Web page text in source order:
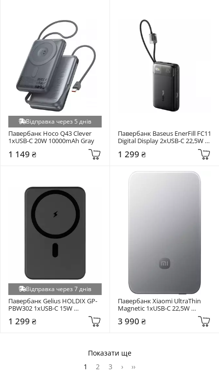
Відправка через 5 днів
Павербанк Hoco Q43 Clever
1xUSB-C 20W 10000mAh Gray
1 149 ₴
Павербанк Baseus EnerFill FC11
Digital Display 2xUSB-C 22,5W
(E0027S04)
1 299 ₴
Відправка через 7 днів
Павербанк Gelius HOLDIX GP-
PBW302 1xUSB-C 15W
1 299 ₴
Павербанк Xiaomi UltraThin
Magnetic 1xUSB-C 22,5W
5000mAh Silver (BHR08Z2GL)
3 990 ₴
Показати ще
1
2 3 › ››